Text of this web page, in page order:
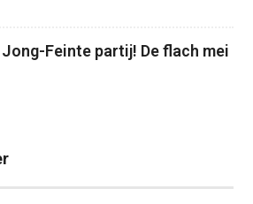
Feinte partij! De flach mei